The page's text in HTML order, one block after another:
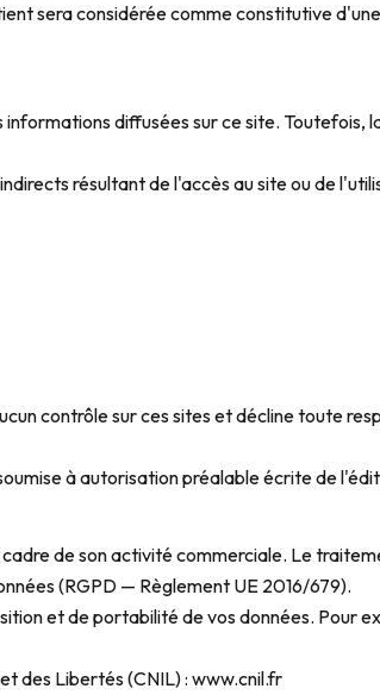
sera considérée comme constitutive
diffusées sur ce site. Toutefois,
résultant de l'accès au site ou de
contrôle sur ces sites et décline toute
à autorisation préalable écrite de
de son activité commerciale. Le
(RGPD — Règlement UE 2016/679).
et de portabilité de vos données. Pour
des Libertés (CNIL) : www.cnil.fr